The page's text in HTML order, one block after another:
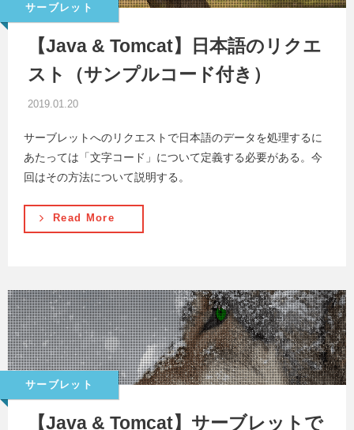
サーブレット
【Java & Tomcat】日本語のリクエ
スト（サンプルコード付き）
2019.01.20
サーブレットへのリクエストで日本語のデータを処理するに
あたっては「文字コード」について定義する必要がある。今
回はその方法について説明する。
Read More
サーブレット
【Java & Tomcat】サーブレットで